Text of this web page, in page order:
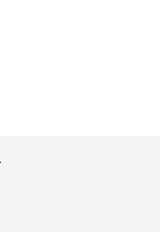
vouloir des contenus
de formats
Le réalisme